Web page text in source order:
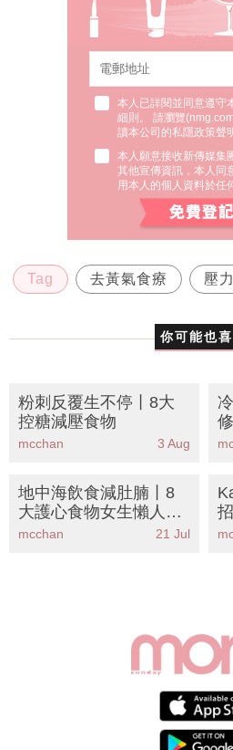
本人已詳閱並同意遵守
細則。 請瀏覽(
讀本公司的私隱政策聲
本人願意接收新傳媒集
其他宣傳資訊，本人同
用本人的個人資料於任
Tag 去黃氣食療 壓
你可能也
粉刺反覆生不停丨8大
控糖減壓食物
mcchan 3 Aug
地中海飲食減肚腩丨8
大護心食物女生懶人餐
單
mcchan 21 Jul